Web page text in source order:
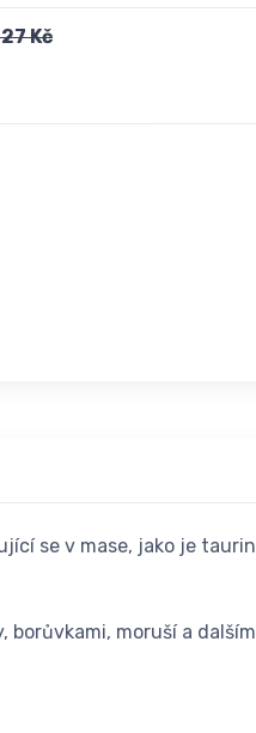
Kč
se v mase, jako je
moruší a